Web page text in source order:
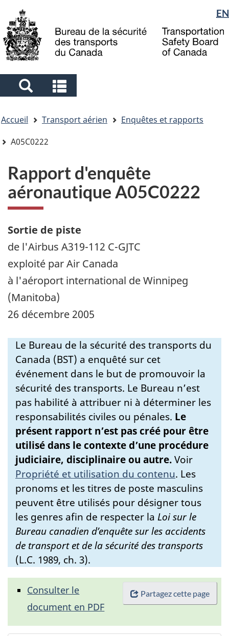
to
main
to
"About
government"
à
la
Sélection
de
la
langue
EN
Search
and
menus
and
menus
êtes
ici
Accueil Transport aérien
Enquêtes et rapports
A05C0222
Rapport d'enquête
aéronautique A05C0222
Sortie de piste
de l'Airbus A319-112 C-GJTC
exploité par Air Canada
à l'aéroport international de Winnipeg
(Manitoba)
26 décembre 2005
Le Bureau de la sécurité des transports du
Canada (BST) a enquêté sur cet
événement dans le but de promouvoir la
sécurité des transports. Le Bureau n’est
pas habilité à attribuer ni à déterminer les
responsabilités civiles ou pénales. Le
présent rapport n’est pas créé pour être
utilisé dans le contexte d’une procédure
judiciaire, disciplinaire ou autre.Voir
Propriété et utilisation du contenu. Les
pronoms et les titres de poste masculins
peuvent être utilisés pour désigner tous
les genres afin de respecter la Loi sur le
Bureau canadien d’enquête sur les accidents
de transport et de la sécurité des transports
(L.C. 1989, ch. 3).
Partagez cette page
Consulter le
document en PDF